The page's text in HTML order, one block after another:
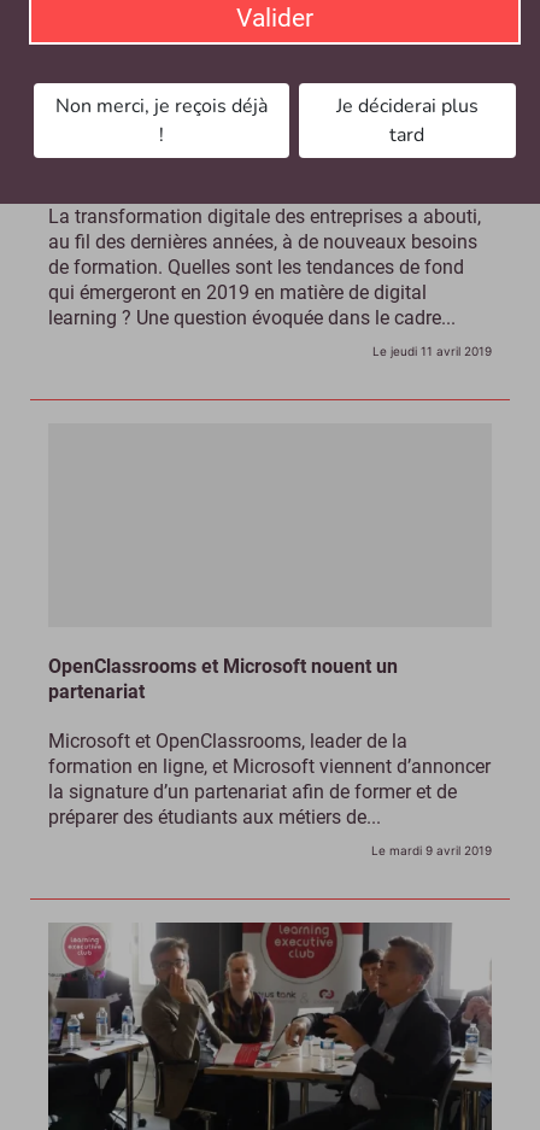
La transformation digitale des entreprises a abouti,
au fil des dernières années, à de nouveaux besoins
de formation. Quelles sont les tendances de fond
qui émergeront en 2019 en matière de digital
learning ? Une question évoquée dans le cadre...
Le jeudi 11 avril 2019
OpenClassrooms et Microsoft nouent un
partenariat
Microsoft et OpenClassrooms, leader de la
formation en ligne, et Microsoft viennent d’annoncer
la signature d’un partenariat afin de former et de
préparer des étudiants aux métiers de...
Le mardi 9 avril 2019
Valider
Non merci, je reçois déjà
!
Je déciderai plus
tard